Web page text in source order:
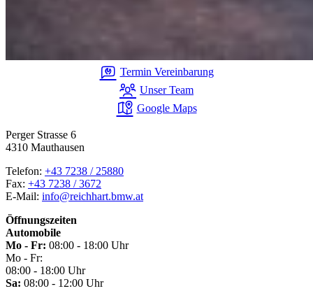
Termin Vereinbarung
Unser Team
Google Maps
Perger Strasse 6
4310 Mauthausen
Telefon: +43 7238 / 25880
Fax: +43 7238 / 3672
E-Mail: info@reichhart.bmw.at
Öffnungszeiten
Automobile
Mo - Fr: 08:00 - 18:00 Uhr
Mo - Fr:
08:00 - 18:00 Uhr
Sa: 08:00 - 12:00 Uhr